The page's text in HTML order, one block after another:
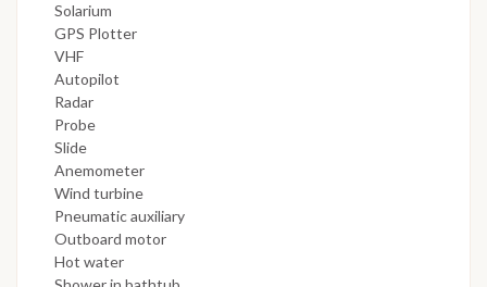
Solarium
GPS Plotter
VHF
Autopilot
Radar
Probe
Slide
Anemometer
Wind turbine
Pneumatic auxiliary
Outboard motor
Hot water